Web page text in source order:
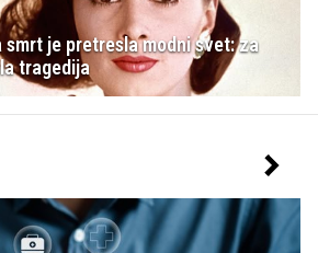
smrt je pretresla modni svet: za
tragedija